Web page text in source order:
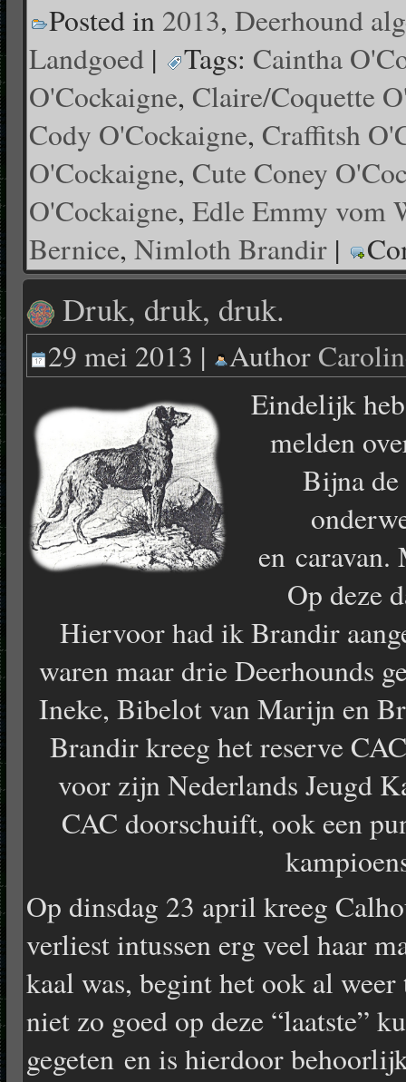
Posted in 2013, Deerhound
Landgoed | Tags: Caintha
O'Cockaigne, Claire/Coquette
Cody O'Cockaigne, Craffitsh
O'Cockaigne, Cute Coney
O'Cockaigne, Edle Emmy vom
Bernice, Nimloth Brandir |
Druk, druk, druk.
29 mei 2013 | Author
Eindelijk
melden
Bijna
en
Op deze
Hiervoor had ik Brandir
waren maar drie Deerhounds
Ineke, Bibelot van Marijn en
Brandir kreeg het reserve
voor zijn Nederlands Jeugd
CAC doorschuift, ook een
Op dinsdag 23 april kreeg
verliest intussen erg veel haar
kaal was, begint het ook al
niet zo goed op deze “laatste”
gegeten en is hierdoor